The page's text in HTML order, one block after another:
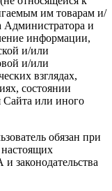
им товарам и/
Администратора и
информации,
и/или
и/или
взглядах,
состоянии
Сайта или иного
обязан при